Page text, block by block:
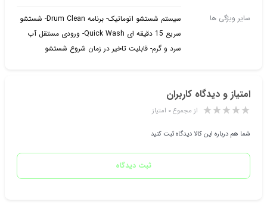
سایر ویژگی ها
سیستم شستشو اتوماتیک- برنامه Drum Clean- شستشو
سریع 15 دقیقه ای Quick Wash- ورودی مستقل آب
سرد و گرم- قابلیت تاخیر در زمان شروع شستشو
امتیاز و دیدگاه کاربران
از مجموع ۰ امتیاز
شما هم درباره این کالا دیدگاه ثبت کنید
ثبت دیدگاه